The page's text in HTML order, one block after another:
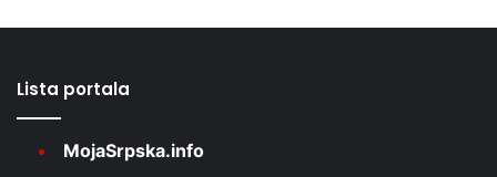
Lista portala
MojaSrpska.info